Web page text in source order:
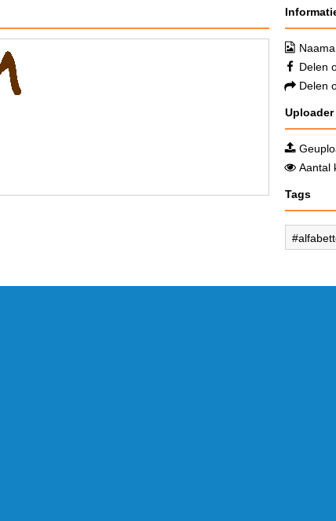
Delen
Delen
Uploader
Aantal
Tags